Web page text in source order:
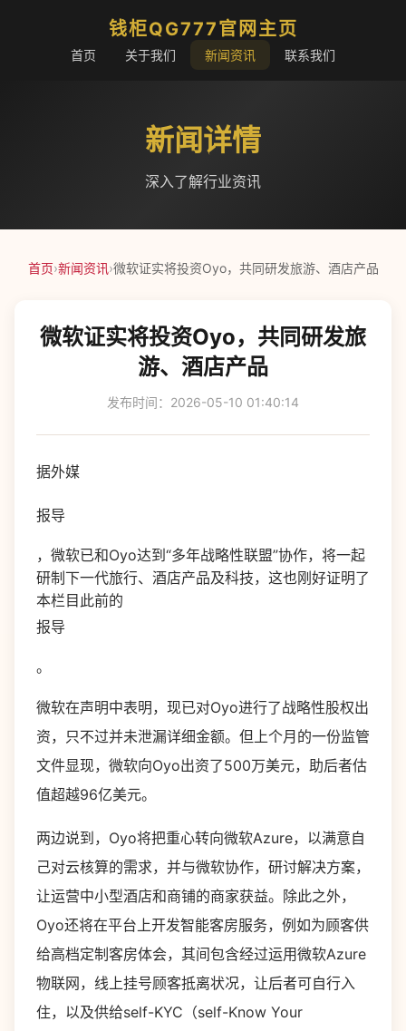
钱柜QG777官网主页
首页 关于我们 新闻资讯 联系我们
新闻详情
深入了解行业资讯
首页›新闻资讯›微软证实将投资Oyo，共同研发旅游、酒店产品
微软证实将投资Oyo，共同研发旅
游、酒店产品
发布时间：2026-05-10 01:40:14
据外媒
报导
，微软已和Oyo达到“多年战略性联盟”协作，将一起
研制下一代旅行、酒店产品及科技，这也刚好证明了
本栏目此前的
报导
。
微软在声明中表明，现已对Oyo进行了战略性股权出
资，只不过并未泄漏详细金额。但上个月的一份监管
文件显现，微软向Oyo出资了500万美元，助后者估
值超越96亿美元。
两边说到，Oyo将把重心转向微软Azure，以满意自
己对云核算的需求，并与微软协作，研讨解决方案，
让运营中小型酒店和商铺的商家获益。除此之外，
Oyo还将在平台上开发智能客房服务，例如为顾客供
给高档定制客房体会，其间包含经过运用微软Azure
物联网，线上挂号顾客抵离状况，让后者可自行入
住，以及供给self-KYC（self-Know Your